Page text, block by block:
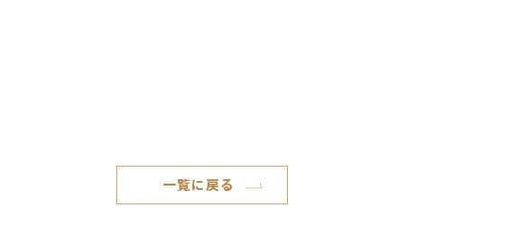
一覧に戻る